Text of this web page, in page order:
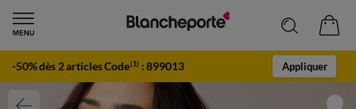
-50% dès 2 articles Code(1) :899013 Appliquer